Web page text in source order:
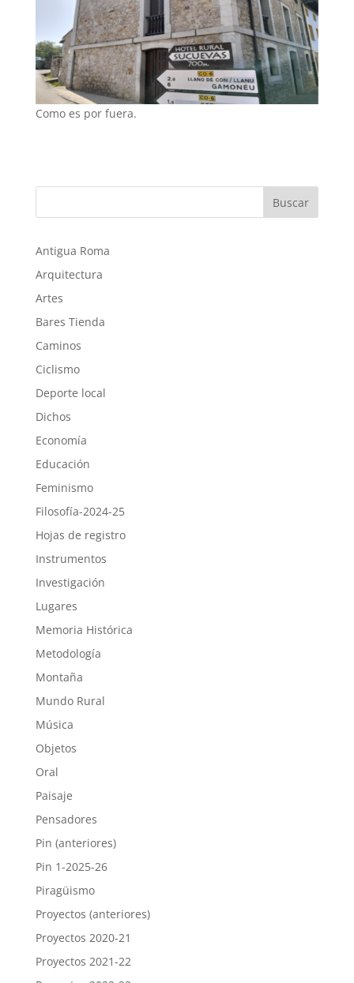
Como es por fuera.
Buscar
Antigua Roma
Arquitectura
Artes
Bares Tienda
Caminos
Ciclismo
Deporte local
Dichos
Economía
Educación
Feminismo
Filosofía-2024-25
Hojas de registro
Instrumentos
Investigación
Lugares
Memoria Histórica
Metodología
Montaña
Mundo Rural
Música
Objetos
Oral
Paisaje
Pensadores
Pin (anteriores)
Pin 1-2025-26
Piragüismo
Proyectos (anteriores)
Proyectos 2020-21
Proyectos 2021-22